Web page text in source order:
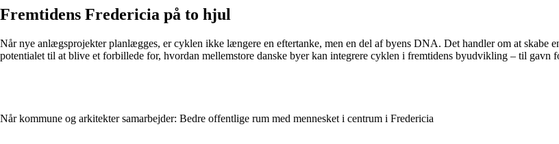
Fremtidens Fredericia på to hjul
Når nye anlægsprojekter planlægges, er cyklen ikke længere en eftertanke, men en del af byens DNA. Det handler om at
potentialet til at blive et forbillede for, hvordan mellemstore danske byer kan integrere cyklen i fremtidens byudvikling – til gavn
Når kommune og arkitekter samarbejder: Bedre offentlige rum med mennesket i centrum i Fredericia